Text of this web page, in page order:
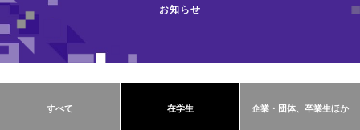
お知らせ
すべて 在学生 企業・団体、卒業生ほか